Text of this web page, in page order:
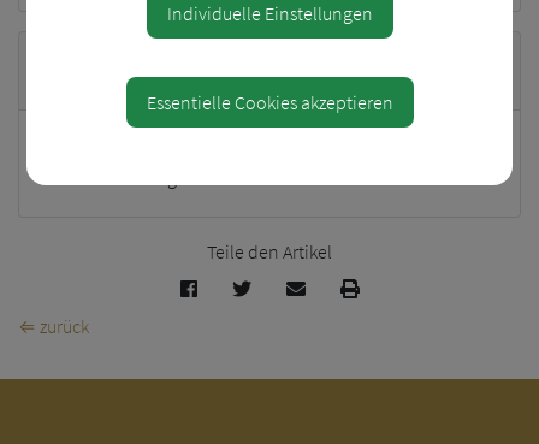
Teile den Artikel
⇐ zurück
Individuelle Einstellungen
Essentielle Cookies akzeptieren